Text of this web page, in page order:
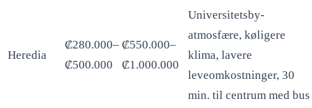
Heredia
₡280.000–
₡500.000
₡550.000–
₡1.000.000
Universitetsby-
atmosfære, køligere
klima, lavere
leveomkostninger, 30
min. til centrum med bus